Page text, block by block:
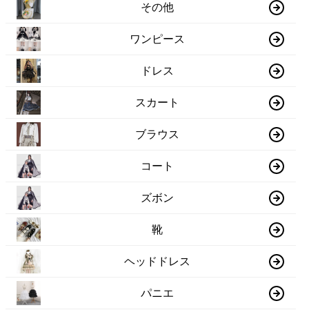
その他
ワンピース
ドレス
スカート
ブラウス
コート
ズボン
靴
ヘッドドレス
パニエ